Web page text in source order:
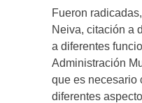
Fueron
Neiva, citación a
a diferentes
Administración
que es necesario
diferentes